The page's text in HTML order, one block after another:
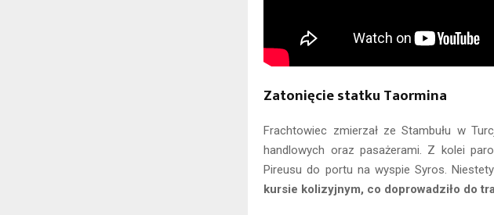
Zatonięcie statku Taormina
Frachtowiec zmierzał ze Stambułu w
handlowych oraz pasażerami. Z kolei
Pireusu do portu na wyspie Syros.
kursie kolizyjnym, co doprowadziło do